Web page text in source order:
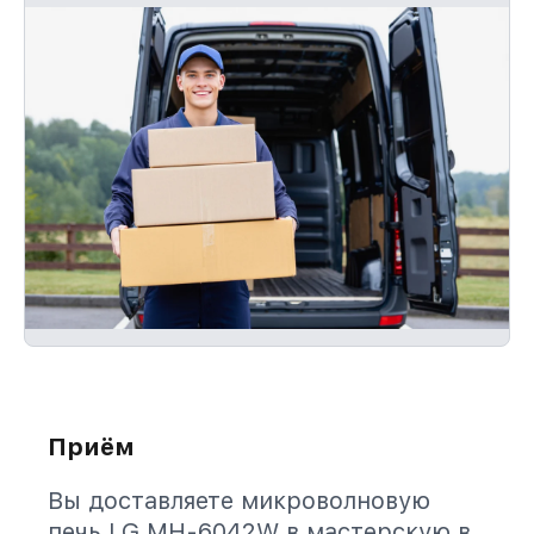
Приём
Вы доставляете микроволновую